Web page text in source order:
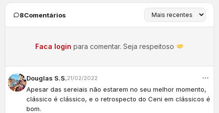
8Comentários
Faca login para comentar. Seja respeitoso
Douglas S.S.21/02/2022
Apesar das sereiais não estarem no seu melhor momento,
clássico é clássico, e o retrospecto do Ceni em clássicos é
bom.